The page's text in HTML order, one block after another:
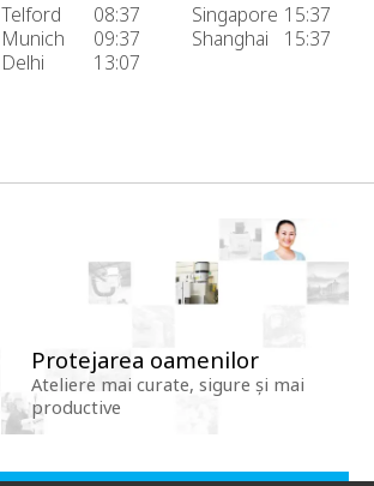
Telford
08:37
Munich
09:37
Delhi
13:07
Singapore 15:37
Shanghai
15:37
Protejarea oamenilor
Ateliere mai curate, sigure și mai
productive